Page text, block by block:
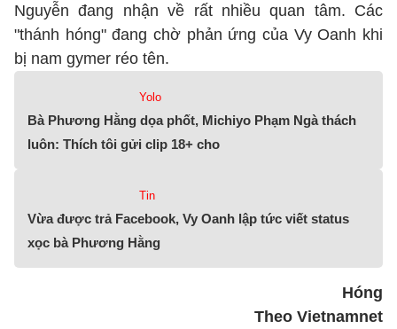
Nguyễn đang nhận về rất nhiều quan tâm. Các
"thánh hóng" đang chờ phản ứng của Vy Oanh khi
bị nam gymer réo tên.
Yolo
Bà Phương Hằng dọa phốt, Michiyo Phạm Ngà thách
luôn: Thích tôi gửi clip 18+ cho
Tin
Vừa được trả Facebook, Vy Oanh lập tức viết status
xọc bà Phương Hằng
Hóng
Theo Vietnamnet